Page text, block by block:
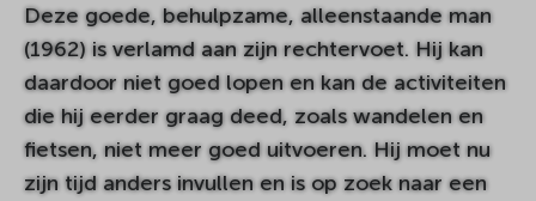
Deze goede, behulpzame, alleenstaande man
(1962) is verlamd aan zijn rechtervoet. Hij kan
daardoor niet goed lopen en kan de activiteiten
die hij eerder graag deed, zoals wandelen en
fietsen, niet meer goed uitvoeren. Hij moet nu
zijn tijd anders invullen en is op zoek naar een